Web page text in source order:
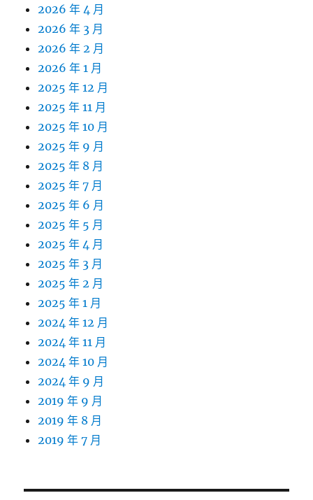
2026 年 4 月
2026 年 3 月
2026 年 2 月
2026 年 1 月
2025 年 12 月
2025 年 11 月
2025 年 10 月
2025 年 9 月
2025 年 8 月
2025 年 7 月
2025 年 6 月
2025 年 5 月
2025 年 4 月
2025 年 3 月
2025 年 2 月
2025 年 1 月
2024 年 12 月
2024 年 11 月
2024 年 10 月
2024 年 9 月
2019 年 9 月
2019 年 8 月
2019 年 7 月